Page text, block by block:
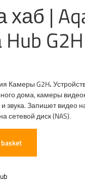
хаб |
Hub
Камеры G2H.
дома, камеры
звука. Запишет видео
сетевой диск (NAS).